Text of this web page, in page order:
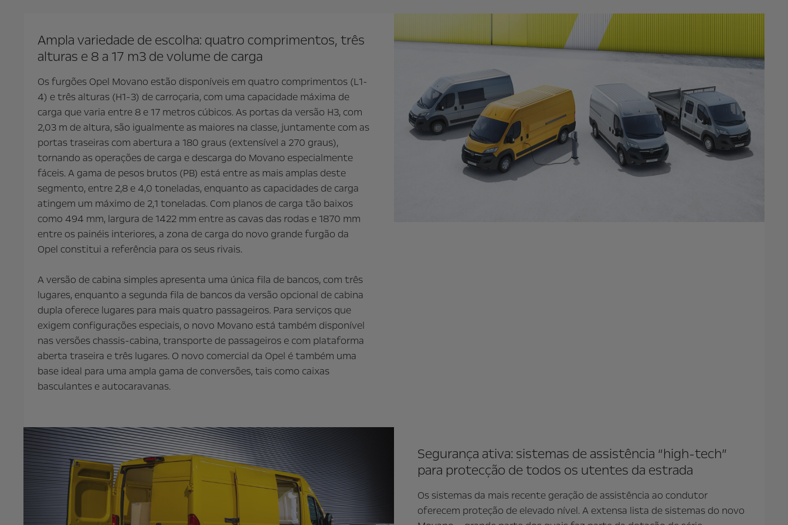
Ampla variedade de escolha: quatro comprimentos, três
alturas e 8 a 17 m3 de volume de carga
Os furgões Opel Movano estão disponíveis em quatro comprimentos (L1-
4) e três alturas (H1-3) de carroçaria, com uma capacidade máxima de
carga que varia entre 8 e 17 metros cúbicos. As portas da versão H3, com
2,03 m de altura, são igualmente as maiores na classe, juntamente com as
portas traseiras com abertura a 180 graus (extensível a 270 graus),
tornando as operações de carga e descarga do Movano especialmente
fáceis. A gama de pesos brutos (PB) está entre as mais amplas deste
segmento, entre 2,8 e 4,0 toneladas, enquanto as capacidades de carga
atingem um máximo de 2,1 toneladas. Com planos de carga tão baixos
como 494 mm, largura de 1422 mm entre as cavas das rodas e 1870 mm
entre os painéis interiores, a zona de carga do novo grande furgão da
Opel constitui a referência para os seus rivais.
A versão de cabina simples apresenta uma única fila de bancos, com três
lugares, enquanto a segunda fila de bancos da versão opcional de cabina
dupla oferece lugares para mais quatro passageiros. Para serviços que
exigem configurações especiais, o novo Movano está também disponível
nas versões chassis-cabina, transporte de passageiros e com plataforma
aberta traseira e três lugares. O novo comercial da Opel é também uma
base ideal para uma ampla gama de conversões, tais como caixas
basculantes e autocaravanas.
Segurança ativa: sistemas de assistência “high-tech”
para protecção de todos os utentes da estrada
Os sistemas da mais recente geração de assistência ao condutor
oferecem proteção de elevado nível. A extensa lista de sistemas do novo